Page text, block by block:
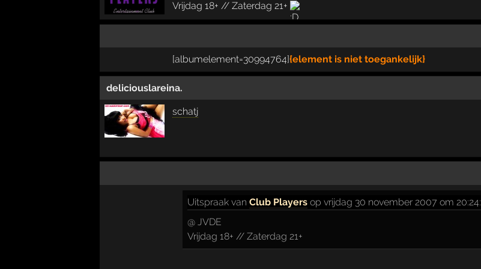
Vrijdag 18+ // Zaterdag 21+
[albumelement=30994764]{element is niet toegankelijk}
deliciouslareina.
schatj
Uitspraakvan Club Playersop vrijdag 30 november 2007 om 20:24:
@ JVDE
Vrijdag 18+ // Zaterdag 21+